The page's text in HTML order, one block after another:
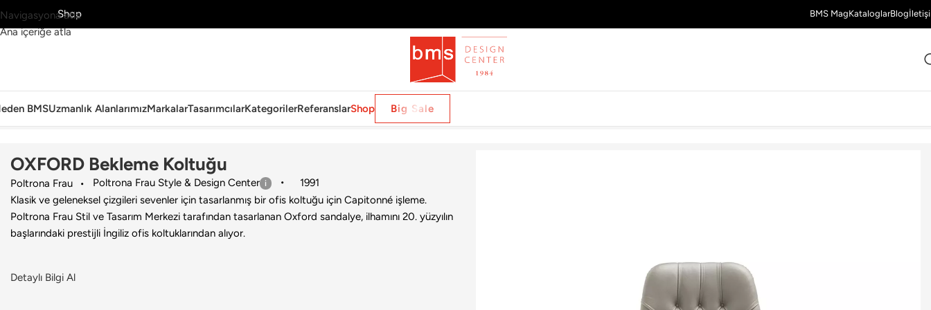
Navigasyona atla
Ana içeriğe atla
KeşfetShop BMS MagKataloglarBlog
BMSUzmanlık AlanlarımızMarkalarTasarımcılarKategorilerReferanslarShop Big Sale
Ana Sayfa›Ofis›Sandalye›Poltrona Frau›OXFORD Bekleme Koltuğu
OXFORD Bekleme Koltuğu
Poltrona Frau Poltrona Frau Style & Design Center
1991
Klasik ve geleneksel çizgileri sevenler için tasarlanmış bir ofis koltuğu için Capitonné işleme.
Poltrona Frau Stil ve Tasarım Merkezi tarafından tasarlanan Oxford sandalye, ilhamını 20. yüzyılın
başlarındaki prestijli İngiliz ofis koltuklarından alıyor.
Detaylı Bilgi Al